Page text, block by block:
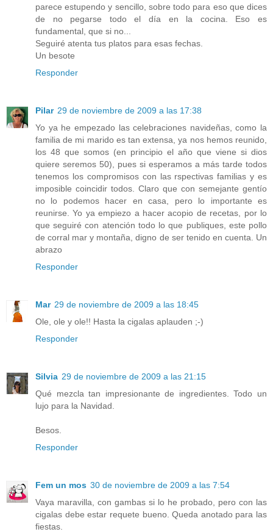
parece estupendo y sencillo, sobre todo para eso que dices
de no pegarse todo el día en la cocina. Eso es
fundamental, que si no...
Seguiré atenta tus platos para esas fechas.
Un besote
Responder
Pilar 29 de noviembre de 2009 a las 17:38
Yo ya he empezado las celebraciones navideñas, como la
familia de mi marido es tan extensa, ya nos hemos reunido,
los 48 que somos (en principio el año que viene si dios
quiere seremos 50), pues si esperamos a más tarde todos
tenemos los compromisos con las rspectivas familias y es
imposible coincidir todos. Claro que con semejante gentío
no lo podemos hacer en casa, pero lo importante es
reunirse. Yo ya empiezo a hacer acopio de recetas, por lo
que seguiré con atención todo lo que publiques, este pollo
de corral mar y montaña, digno de ser tenido en cuenta. Un
abrazo
Responder
Mar 29 de noviembre de 2009 a las 18:45
Ole, ole y ole!! Hasta la cigalas aplauden ;-)
Responder
Silvia 29 de noviembre de 2009 a las 21:15
Qué mezcla tan impresionante de ingredientes. Todo un
lujo para la Navidad.
Besos.
Responder
Fem un mos 30 de noviembre de 2009 a las 7:54
Vaya maravilla, con gambas si lo he probado, pero con las
cigalas debe estar requete bueno. Queda anotado para las
fiestas.